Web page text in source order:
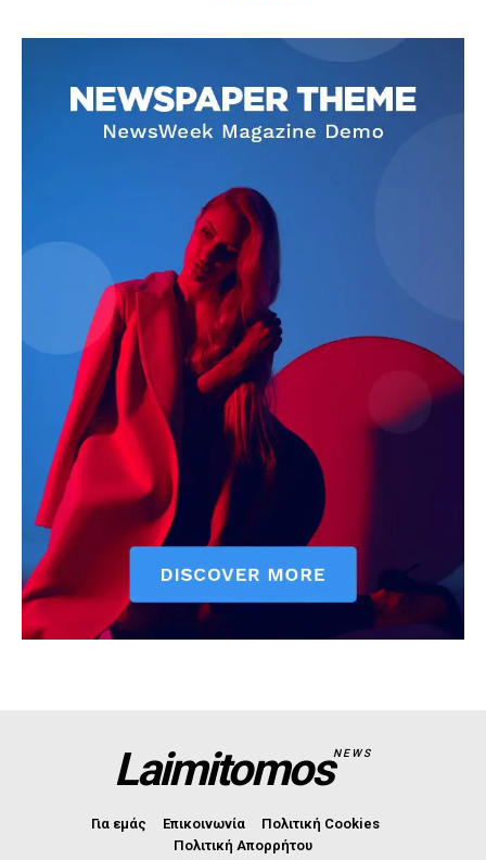
LaimitomosNEWS
Για εμάς Επικοινωνία
Πολιτική Cookies
Πολιτική Απορρήτου